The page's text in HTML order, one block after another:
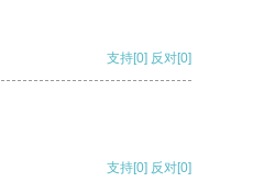
支持[0] 反对[0]
支持[0] 反对[0]